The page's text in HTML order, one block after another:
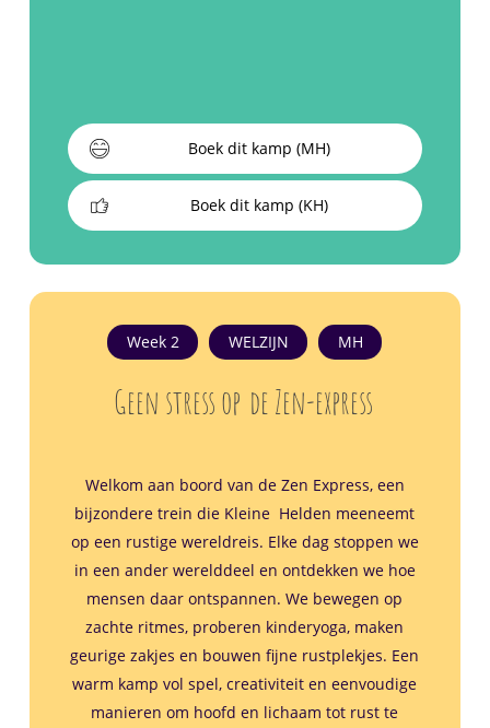
Boek dit kamp (MH)
Boek dit kamp (KH)
Week 2 WELZIJN MH
Geen stress op de Zen-express
Welkom aan boord van de Zen Express, een
bijzondere trein die Kleine Helden meeneemt
op een rustige wereldreis. Elke dag stoppen we
in een ander werelddeel en ontdekken we hoe
mensen daar ontspannen. We bewegen op
zachte ritmes, proberen kinderyoga, maken
geurige zakjes en bouwen fijne rustplekjes. Een
warm kamp vol spel, creativiteit en eenvoudige
manieren om hoofd en lichaam tot rust te